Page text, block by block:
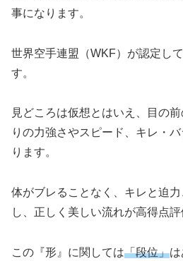
事になります。
世界空手連盟（WKF）が認定し
す。
見どころは仮想とはいえ、目の
りの力強さやスピード、キレ・
ります。
体がブレることなく、キレと迫
し、正しく美しい流れが高得点評
この『形』に関しては「段位」は